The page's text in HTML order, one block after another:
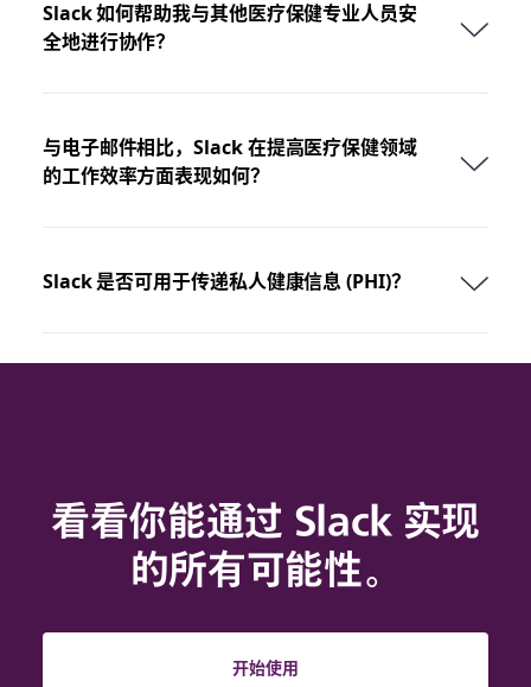
Slack 如何帮助我与其他医疗保健专业人员安
全地进行协作？
与电子邮件相比，Slack 在提高医疗保健领域
的工作效率方面表现如何？
Slack 是否可用于传递私人健康信息 (PHI)？
看看你能通过 Slack 实现
的所有可能性。
开始使用